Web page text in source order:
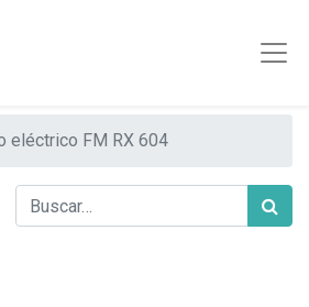
eléctrico FM RX 604